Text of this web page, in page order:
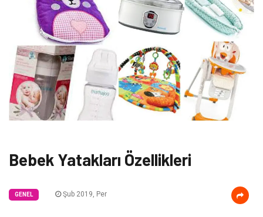
Bebek Yatakları Özellikleri
GENEL Şub 2019, Per